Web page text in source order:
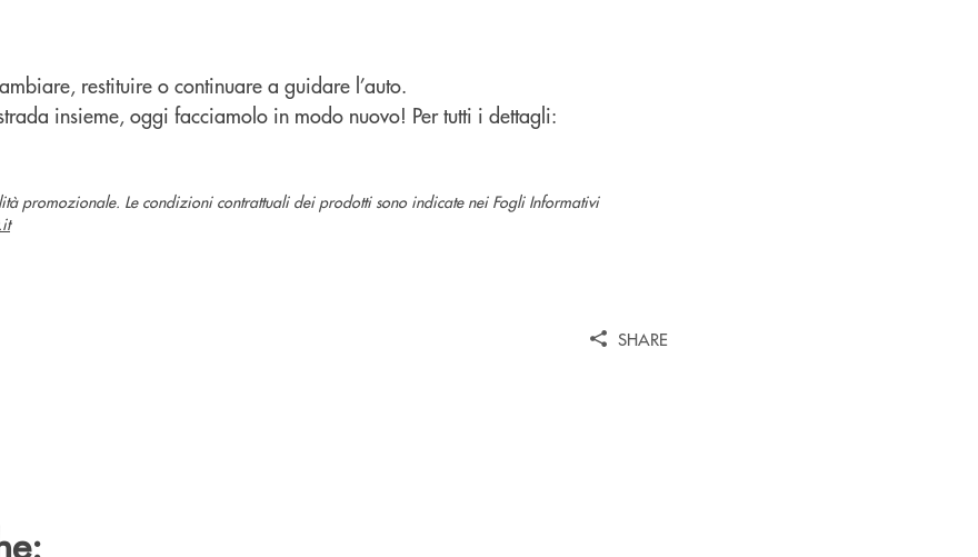
restituire o continuare a guidare l’auto.
insieme, oggi facciamolo in modo nuovo! Per tutti i dettagli:
promozionale. Le condizioni contrattuali dei prodotti sono indicate nei Fogli Informativi
SHARE